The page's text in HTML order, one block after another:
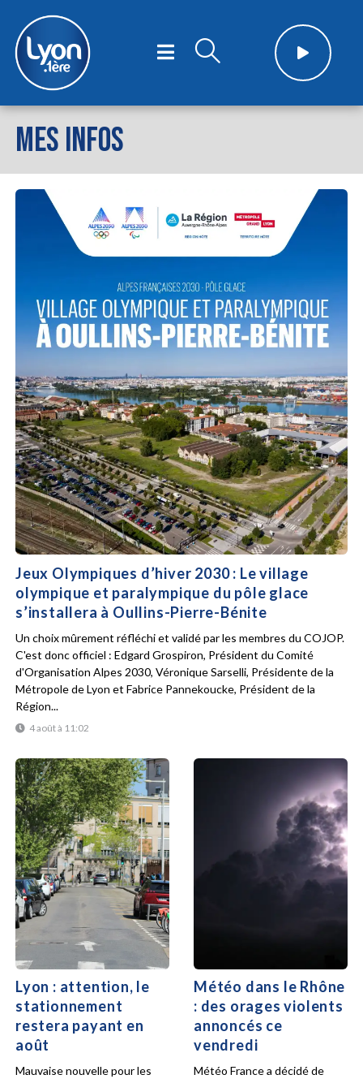
MES INFOS
Jeux Olympiques d’hiver 2030 : Le village
olympique et paralympique du pôle glace
s’installera à Oullins-Pierre-Bénite
4 août à 11:02
Un choix mûrement réfléchi et validé par les membres du COJOP.
C'est donc officiel : Edgard Grospiron, Président du Comité
d'Organisation Alpes 2030, Véronique Sarselli, Présidente de la
Métropole de Lyon et Fabrice Pannekoucke, Président de la
Région...
Lyon : attention, le
stationnement
restera payant en
août
Mauvaise nouvelle pour les
Météo dans le Rhône
: des orages violents
annoncés ce
vendredi
Météo France a décidé de